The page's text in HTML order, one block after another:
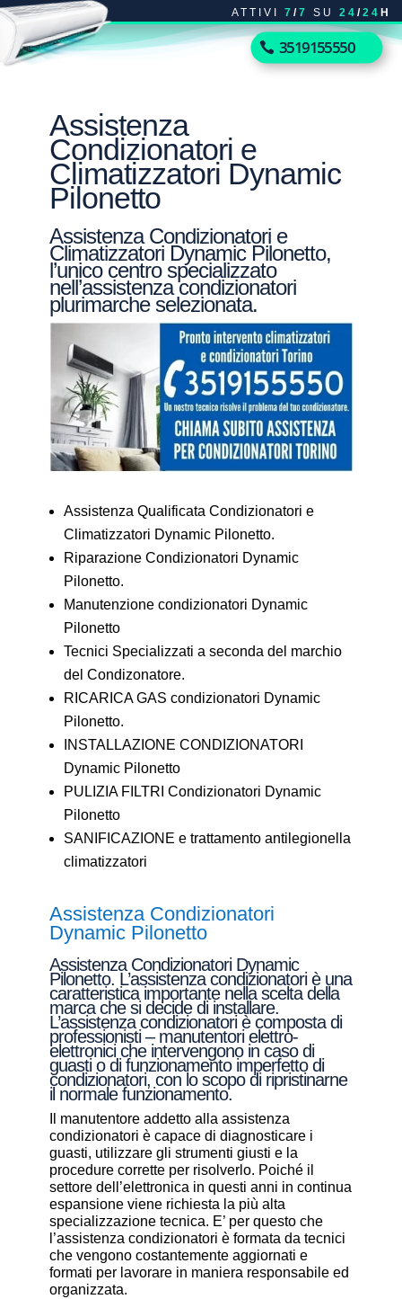
ATTIVI 7 /7 SU 24 /24 H
3519155550
Assistenza
Condizionatori e
Climatizzatori Dynamic
Pilonetto
Assistenza Condizionatori e
Climatizzatori Dynamic Pilonetto,
l’unico centro specializzato
nell’assistenza condizionatori
plurimarche selezionata.
Assistenza Qualificata Condizionatori e
Climatizzatori Dynamic Pilonetto.
Riparazione Condizionatori Dynamic
Pilonetto.
Manutenzione condizionatori Dynamic
Pilonetto
Tecnici Specializzati a seconda del marchio
del Condizonatore.
RICARICA GAS condizionatori Dynamic
Pilonetto.
INSTALLAZIONE CONDIZIONATORI
Dynamic Pilonetto
PULIZIA FILTRI Condizionatori Dynamic
Pilonetto
SANIFICAZIONE e trattamento antilegionella
climatizzatori
Assistenza Condizionatori
Dynamic Pilonetto
Assistenza Condizionatori Dynamic
Pilonetto. L’assistenza condizionatori è una
caratteristica importante nella scelta della
marca che si decide di installare.
L’assistenza condizionatori è composta di
professionisti – manutentori elettro-
elettronici che intervengono in caso di
guasti o di funzionamento imperfetto di
condizionatori, con lo scopo di ripristinarne
il normale funzionamento.
Il manutentore addetto alla assistenza
condizionatori è capace di diagnosticare i
guasti, utilizzare gli strumenti giusti e la
procedure corrette per risolverlo. Poiché il
settore dell’elettronica in questi anni in continua
espansione viene richiesta la più alta
specializzazione tecnica. E’ per questo che
l’assistenza condizionatori è formata da tecnici
che vengono costantemente aggiornati e
formati per lavorare in maniera responsabile ed
organizzata.